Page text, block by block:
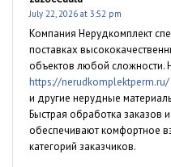
July 22, 2026 at 3:52 pm
Компания Нерудкомплект
поставках
объектов любой сложности.
https://nerudkomplektperm.ru/
и другие нерудные
Быстрая обработка заказов
обеспечивают комфортное
категорий заказчиков.